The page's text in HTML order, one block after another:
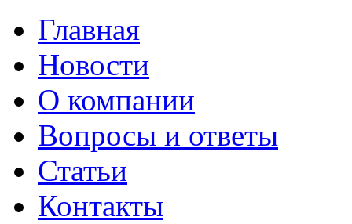
Главная
Новости
О компании
Вопросы и ответы
Статьи
Контакты